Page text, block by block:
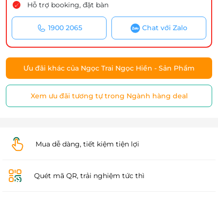
Hỗ trợ booking, đặt bàn
1900 2065 Chat với Zalo
Ưu đãi khác của Ngọc Trai Ngọc Hiền - Sản Phẩm
Xem ưu đãi tương tự trong Ngành hàng deal
Mua dễ dàng, tiết kiệm tiện lợi
Quét mã QR, trải nghiệm tức thì